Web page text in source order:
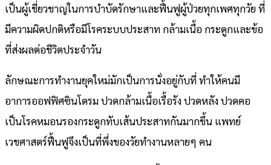
เป็นผู้เชี่ยวชาญในการบำบัดรักษาและฟื้นฟูผู้ป่วยทุกเพศทุกวัย ที่
มีความผิดปกติหรือมีโรคระบบประสาท กล้ามเนื้อ กระดูกและข้อ
ที่ส่งผลต่อชีวิตประจำวัน
ลักษณะการทำงานยุคใหม่มักเป็นการนั่งอยู่กับที่ ทำให้คนมี
อาการออฟฟิศซินโดรม ปวดกล้ามเนื้อเรื้อรัง ปวดหลัง ปวดคอ
เป็นโรคหมอนรองกระดูกทับเส้นประสาทกันมากขึ้น แพทย์
เวชศาสตร์ฟื้นฟูจึงเป็นที่พึ่งของวัยทำงานหลายๆ คน